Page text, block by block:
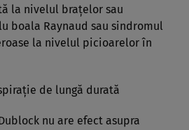
nivelul braţelor sau
boala Raynaud sau sindromul
la nivelul picioarelor în
de lungă durată
nu are efect asupra